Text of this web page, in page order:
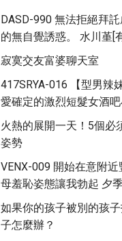
DASD-990 無法拒絕拜
的無自覺誘惑。 水川堇[
寂寞交友富婆聊天室
417SRYA-016 【型男辣
愛確定的激烈短髮女酒
火熱的展開一天！5個必
姿勢
VENX-009 開始在意附
母羞恥姿態讓我勃起 夕
如果你的孩子被別的孩
子怎麼辦？